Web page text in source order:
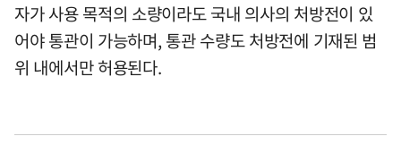
자가 사용 목적의 소량이라도 국내 의사의 처방전이 있
어야 통관이 가능하며, 통관 수량도 처방전에 기재된 범
위 내에서만 허용된다.